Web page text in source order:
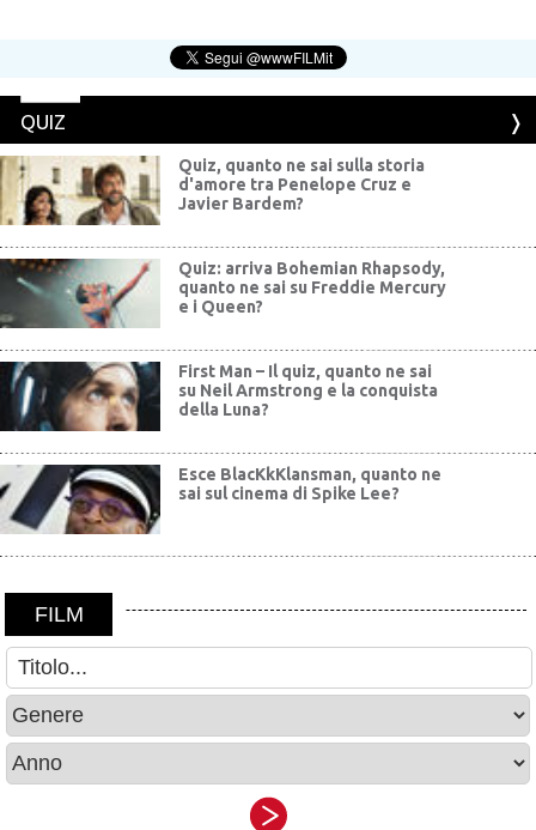
QUIZ
Quiz, quanto ne sai sulla storia
d'amore tra Penelope Cruz e
Javier Bardem?
Quiz: arriva Bohemian Rhapsody,
quanto ne sai su Freddie Mercury
e i Queen?
First Man – Il quiz, quanto ne sai
su Neil Armstrong e la conquista
della Luna?
Esce BlacKkKlansman, quanto ne
sai sul cinema di Spike Lee?